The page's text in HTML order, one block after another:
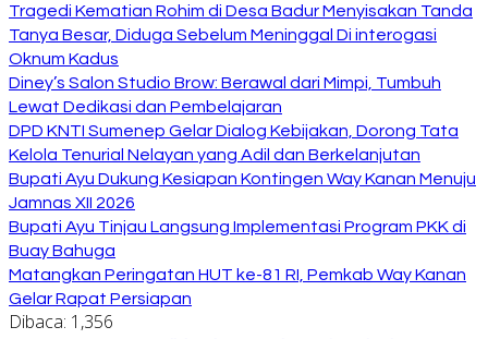
Tragedi Kematian Rohim di Desa Badur Menyisakan Tanda
Tanya Besar, Diduga Sebelum Meninggal Di interogasi
Oknum Kadus
Diney’s Salon Studio Brow: Berawal dari Mimpi, Tumbuh
Lewat Dedikasi dan Pembelajaran
DPD KNTI Sumenep Gelar Dialog Kebijakan, Dorong Tata
Kelola Tenurial Nelayan yang Adil dan Berkelanjutan
Bupati Ayu Dukung Kesiapan Kontingen Way Kanan Menuju
Jamnas XII 2026
Bupati Ayu Tinjau Langsung Implementasi Program PKK di
Buay Bahuga
Matangkan Peringatan HUT ke-81 RI, Pemkab Way Kanan
Gelar Rapat Persiapan
Dibaca: 1,356